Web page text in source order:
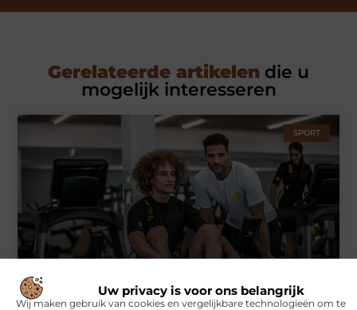
Uw privacy is voor ons belangrijk
Wij maken gebruik van cookies en vergelijkbare technologieën om te
Gerelateerde artikelen die u
mogelijk interesseren
SPORT
Symbiont360: Innovatieve EMS-training in Utrecht voor een
effectieve workout